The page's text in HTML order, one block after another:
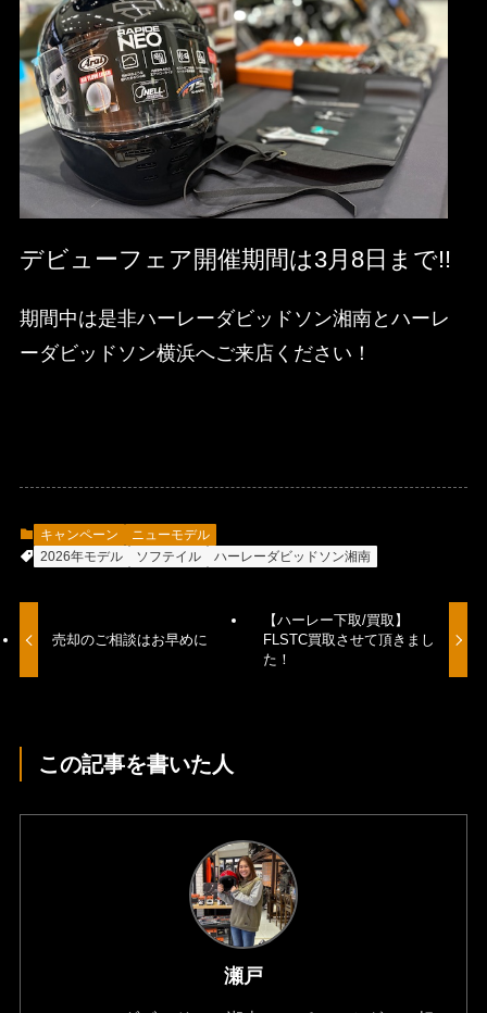
デビューフェア開催期間は3月8日まで!!
期間中は是非ハーレーダビッドソン湘南とハーレ
ーダビッドソン横浜へご来店ください！
キャンペーン
ニューモデル
2026年モデル
ソフテイル ハーレーダビッドソン湘南
売却のご相談はお早めに
【ハーレー下取/買取】
FLSTC買取させて頂きまし
た！
この記事を書いた人
瀬戸